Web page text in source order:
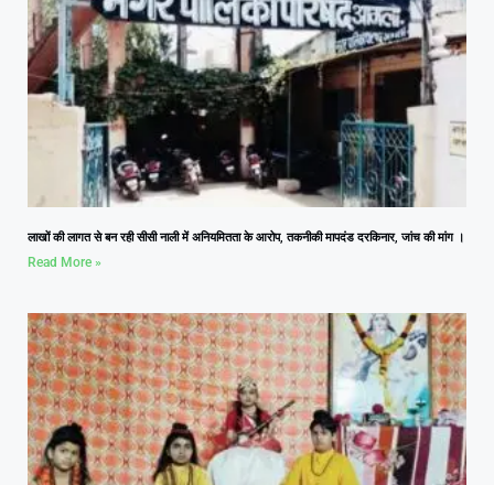
लाखों की लागत से बन रही सीसी नाली में अनियमितता के आरोप, तकनीकी मापदंड दरकिनार, जांच की मांग ।
Read More »